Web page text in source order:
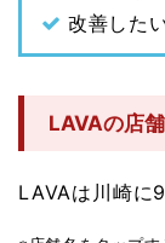
改善した
LAVAの店
LAVAは川崎に